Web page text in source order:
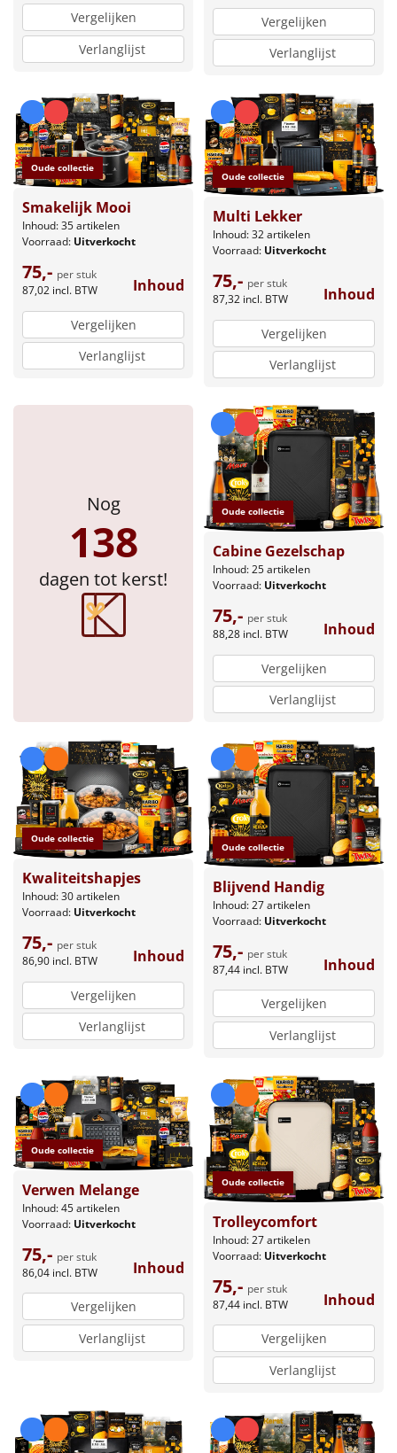
Vergelijken
Verlanglijst
Vergelijken
Verlanglijst
Oude collectie
Smakelijk Mooi
Inhoud: 35 artikelen
Voorraad: Uitverkocht
75,- per stuk
87,02 incl. BTW Inhoud
Vergelijken
Verlanglijst
Oude collectie
Multi Lekker
Inhoud: 32 artikelen
Voorraad: Uitverkocht
75,- per stuk
87,32 incl. BTW Inhoud
Vergelijken
Verlanglijst
Nog
138
dagen tot kerst!
Oude collectie
Cabine Gezelschap
Inhoud: 25 artikelen
Voorraad: Uitverkocht
75,- per stuk
88,28 incl. BTW Inhoud
Vergelijken
Verlanglijst
Oude collectie
Kwaliteitshapjes
Inhoud: 30 artikelen
Voorraad: Uitverkocht
75,- per stuk
86,90 incl. BTW Inhoud
Vergelijken
Verlanglijst
Oude collectie
Blijvend Handig
Inhoud: 27 artikelen
Voorraad: Uitverkocht
75,- per stuk
87,44 incl. BTW Inhoud
Vergelijken
Verlanglijst
Oude collectie
Verwen Melange
Inhoud: 45 artikelen
Voorraad: Uitverkocht
75,- per stuk
86,04 incl. BTW Inhoud
Vergelijken
Verlanglijst
Oude collectie
Trolleycomfort
Inhoud: 27 artikelen
Voorraad: Uitverkocht
75,- per stuk
87,44 incl. BTW Inhoud
Vergelijken
Verlanglijst